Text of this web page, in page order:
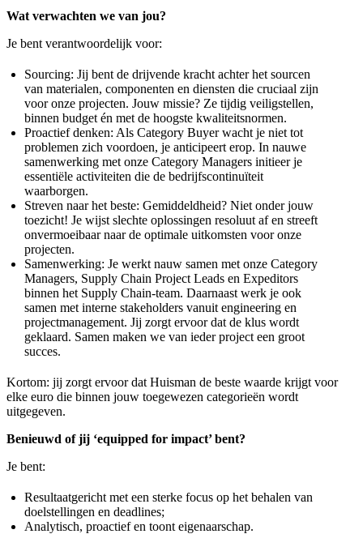
Wat verwachten we van jou?
Je bent verantwoordelijk voor:
Sourcing: Jij bent de drijvende kracht achter het sourcen
van materialen, componenten en diensten die cruciaal zijn
voor onze projecten. Jouw missie? Ze tijdig veiligstellen,
binnen budget én met de hoogste kwaliteitsnormen.
Proactief denken: Als Category Buyer wacht je niet tot
problemen zich voordoen, je anticipeert erop. In nauwe
samenwerking met onze Category Managers initieer je
essentiële activiteiten die de bedrijfscontinuïteit
waarborgen.
Streven naar het beste: Gemiddeldheid? Niet onder jouw
toezicht! Je wijst slechte oplossingen resoluut af en streeft
onvermoeibaar naar de optimale uitkomsten voor onze
projecten.
Samenwerking: Je werkt nauw samen met onze Category
Managers, Supply Chain Project Leads en Expeditors
binnen het Supply Chain-team. Daarnaast werk je ook
samen met interne stakeholders vanuit engineering en
projectmanagement. Jij zorgt ervoor dat de klus wordt
geklaard. Samen maken we van ieder project een groot
succes.
Kortom: jij zorgt ervoor dat Huisman de beste waarde krijgt voor
elke euro die binnen jouw toegewezen categorieën wordt
uitgegeven.
Benieuwd of jij ‘equipped for impact’ bent?
Je bent:
Resultaatgericht met een sterke focus op het behalen van
doelstellingen en deadlines;
Analytisch, proactief en toont eigenaarschap.